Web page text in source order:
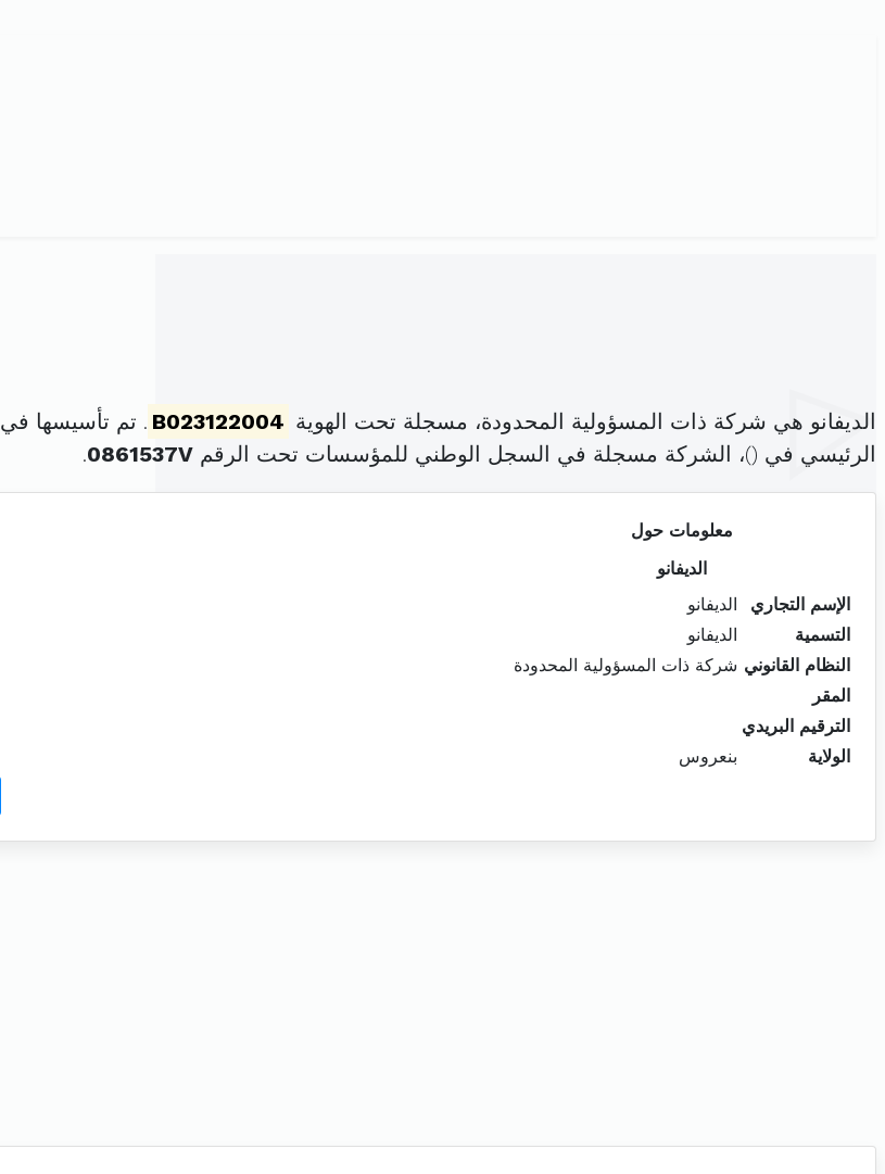
الديفانو هي شركة ذات المسؤولية المحدودة، مسجلة تحت الهوية B023122004 . تم تأسيسها في 13 جانفي 2004 برأس مال قدره
الرئيسي في ()، الشركة مسجلة في السجل الوطني للمؤسسات تحت الرقم 0861537V
.
معلومات حول
الديفانو
الإسم التجاري
الديفانو
التسمية
الديفانو
النظام القانوني شركة ذات المسؤولية المحدودة
المقر
الترقيم البريدي
الولاية
بنعروس